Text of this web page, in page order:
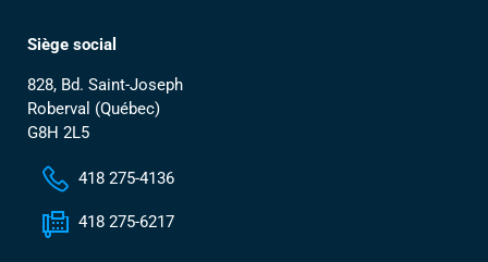
Siège social
828, Bd. Saint-Joseph
Roberval (Québec)
G8H 2L5
418 275-4136
418 275-6217